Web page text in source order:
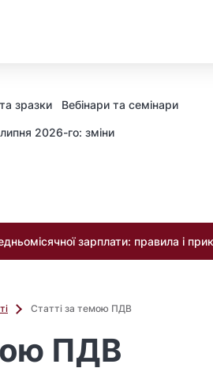
зразки Вебінари та семінари
липня 2026-го: зміни
зарплати: правила і
Статті за темою ПДВ
ПДВ